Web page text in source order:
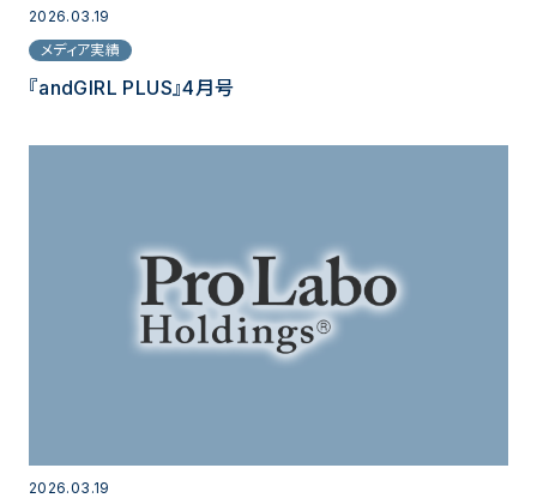
2026.03.19
メディア実績
『andGIRL PLUS』4月号
2026.03.19